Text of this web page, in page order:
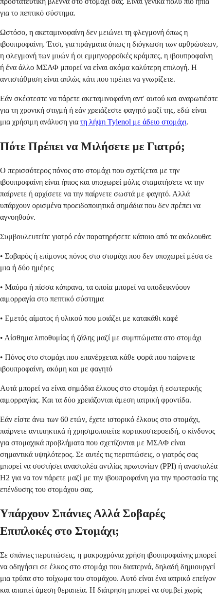
για το πεπτικό σύστημα.
Ωστόσο, η ακεταμινοφαίνη δεν μειώνει τη φλεγμονή όπως η
ιβουπροφαίνη. Έτσι, για πράγματα όπως η διόγκωση των αρθρώσεων,
η φλεγμονή των μυών ή οι εμμηνορροϊκές κράμπες, η ιβουπροφαίνη
ή ένα άλλο ΜΣΑΦ μπορεί να είναι ακόμα καλύτερη επιλογή. Η
αντιστάθμιση είναι απλώς κάτι που πρέπει να γνωρίζετε.
Εάν σκέφτεστε να πάρετε ακεταμινοφαίνη αντ' αυτού και αναρωτιέστε
για τη χρονική στιγμή ή εάν χρειάζεστε φαγητό μαζί της, εδώ είναι
μια χρήσιμη ανάλυση για τη λήψη Tylenol με άδειο στομάχι.
Πότε Πρέπει να Μιλήσετε με Γιατρό;
Ο περισσότερος πόνος στο στομάχι που σχετίζεται με την
ιβουπροφαίνη είναι ήπιος και υποχωρεί μόλις σταματήσετε να την
παίρνετε ή αρχίσετε να την παίρνετε σωστά με φαγητό. Αλλά
υπάρχουν ορισμένα προειδοποιητικά σημάδια που δεν πρέπει να
αγνοηθούν.
Συμβουλευτείτε γιατρό εάν παρατηρήσετε κάποιο από τα ακόλουθα:
• Σοβαρός ή επίμονος πόνος στο στομάχι που δεν υποχωρεί μέσα σε
μια ή δύο ημέρες
• Μαύρα ή πίσσα κόπρανα, τα οποία μπορεί να υποδεικνύουν
αιμορραγία στο πεπτικό σύστημα
• Εμετός αίματος ή υλικού που μοιάζει με κατακάθι καφέ
• Αίσθημα λιποθυμίας ή ζάλης μαζί με συμπτώματα στο στομάχι
• Πόνος στο στομάχι που επανέρχεται κάθε φορά που παίρνετε
ιβουπροφαίνη, ακόμη και με φαγητό
Αυτά μπορεί να είναι σημάδια έλκους στο στομάχι ή εσωτερικής
αιμορραγίας. Και τα δύο χρειάζονται άμεση ιατρική φροντίδα.
Εάν είστε άνω των 60 ετών, έχετε ιστορικό έλκους στο στομάχι,
παίρνετε αντιπηκτικά ή χρησιμοποιείτε κορτικοστεροειδή, ο κίνδυνος
για στομαχικά προβλήματα που σχετίζονται με ΜΣΑΦ είναι
σημαντικά υψηλότερος. Σε αυτές τις περιπτώσεις, ο γιατρός σας
μπορεί να συστήσει αναστολέα αντλίας πρωτονίων (PPI) ή αναστολέα
H2 για να τον πάρετε μαζί με την ιβουπροφαίνη για την προστασία της
επένδυσης του στομάχου σας.
Υπάρχουν Σπάνιες Αλλά Σοβαρές
Επιπλοκές στο Στομάχι;
Σε σπάνιες περιπτώσεις, η μακροχρόνια χρήση ιβουπροφαίνης μπορεί
να οδηγήσει σε έλκος στο στομάχι που διαπερνά, δηλαδή δημιουργεί
μια τρύπα στο τοίχωμα του στομάχου. Αυτό είναι ένα ιατρικό επείγον
και απαιτεί άμεση θεραπεία. Η διάτρηση μπορεί να συμβεί χωρίς